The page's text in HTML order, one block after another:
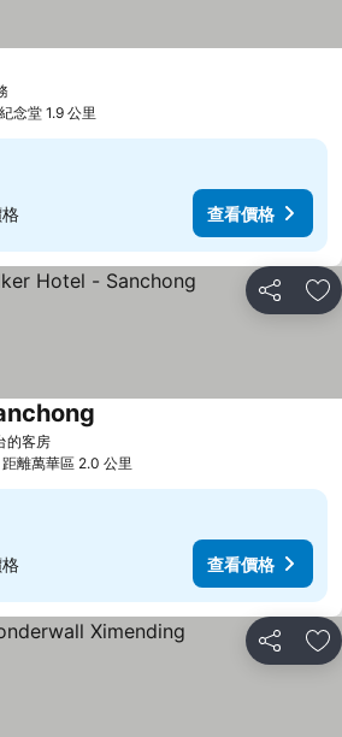
念堂 1.9 公里
查看價格
分享 加
的客房
離萬華區 2.0 公里
查看價格
分享 加